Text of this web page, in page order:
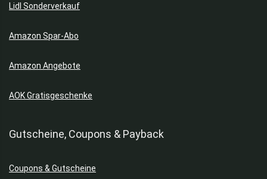
Lidl Sonderverkauf
Amazon Spar-Abo
Amazon Angebote
AOK Gratisgeschenke
Gutscheine, Coupons & Payback
Coupons & Gutscheine